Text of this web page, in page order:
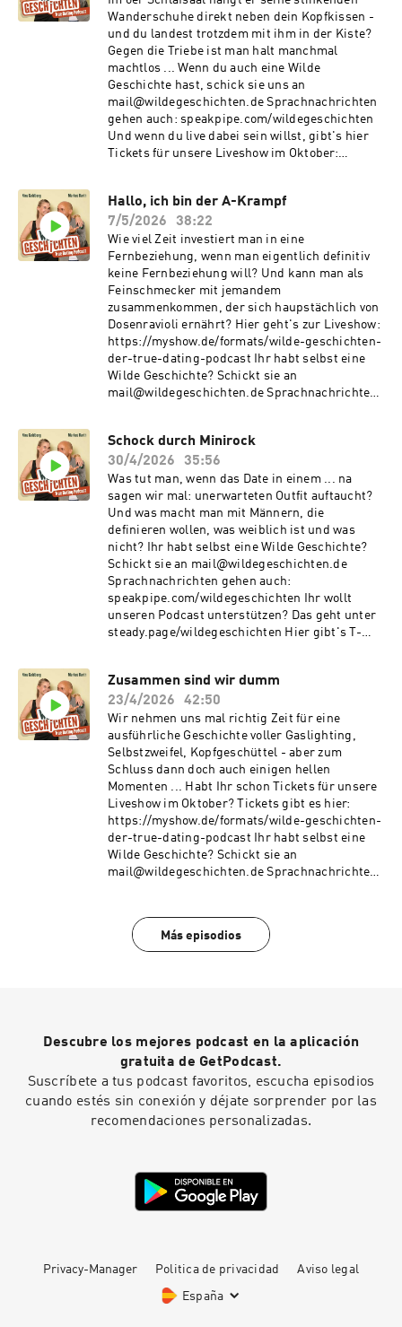
Wanderschuhe direkt neben dein Kopfkissen -
und du landest trotzdem mit ihm in der Kiste?
Gegen die Triebe ist man halt manchmal
machtlos ... Wenn du auch eine Wilde
Geschichte hast, schick sie uns an
mail@wildegeschichten.de Sprachnachrichten
gehen auch: speakpipe.com/wildegeschichten
Und wenn du live dabei sein willst, gibt's hier
Tickets für unsere Liveshow im Oktober:
Podcast unterstützen? Das geht unter
steady.page/wildegeschichten Hier gibt's T-
Shirts und Tassen:
https://medienvogel.de/wildegeschichten/
Hallo, ich bin der A-Krampf
7/5/2026
38:22
Wie viel Zeit investiert man in eine
Fernbeziehung, wenn man eigentlich definitiv
keine Fernbeziehung will? Und kann man als
Feinschmecker mit jemandem
zusammenkommen, der sich haupstächlich von
Dosenravioli ernährt? Hier geht's zur Liveshow:
https://myshow.de/formats/wilde-geschichten-
der-true-dating-podcast Ihr habt selbst eine
Wilde Geschichte? Schickt sie an
mail@wildegeschichten.de Sprachnachrichten
geht unter steady.page/wildegeschichten Hier
gibt's T-Shirts und Tassen:
https://medienvogel.de/wildegeschichten/
Schock durch Minirock
30/4/2026
35:56
Was tut man, wenn das Date in einem ... na
sagen wir mal: unerwarteten Outfit auftaucht?
Und was macht man mit Männern, die
definieren wollen, was weiblich ist und was
nicht? Ihr habt selbst eine Wilde Geschichte?
Schickt sie an mail@wildegeschichten.de
Sprachnachrichten gehen auch:
speakpipe.com/wildegeschichten Ihr wollt
unseren Podcast unterstützen? Das geht unter
steady.page/wildegeschichten Hier gibt's T-
Zusammen sind wir dumm
23/4/2026
42:50
Wir nehmen uns mal richtig Zeit für eine
ausführliche Geschichte voller Gaslighting,
Selbstzweifel, Kopfgeschüttel - aber zum
Schluss dann doch auch einigen hellen
Momenten ... Habt Ihr schon Tickets für unsere
Liveshow im Oktober? Tickets gibt es hier:
https://myshow.de/formats/wilde-geschichten-
der-true-dating-podcast Ihr habt selbst eine
Wilde Geschichte? Schickt sie an
mail@wildegeschichten.de Sprachnachrichten
geht unter steady.page/wildegeschichten Hier
gibt's T-Shirts und Tassen:
Más episodios
Descubre los mejores podcast en la aplicación
gratuita de GetPodcast.
Suscríbete a tus podcast favoritos, escucha episodios
cuando estés sin conexión y déjate sorprender por las
recomendaciones personalizadas.
Privacy-Manager Politica de privacidad Aviso legal
España